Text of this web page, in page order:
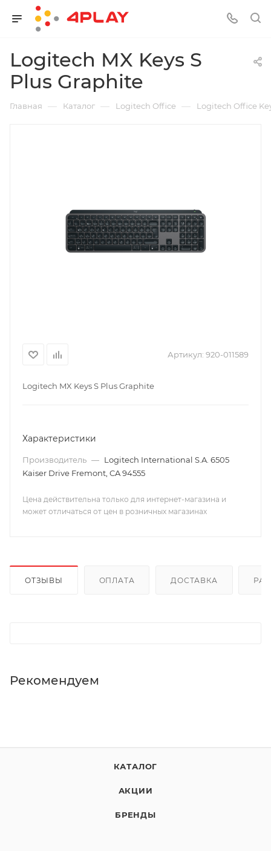
Logitech MX Keys S
Plus Graphite
Главная — Каталог — Logitech Office — Logitech Office
Артикул: 920-011589
Logitech MX Keys S Plus Graphite
Характеристики
Производитель — Logitech International S.A. 6505
Kaiser Drive Fremont, CA 94555
Цена действительна только для интернет-магазина и
может отличаться от цен в розничных магазинах
ОТЗЫВЫ ОПЛАТА ДОСТАВКА
Рекомендуем
КАТАЛОГ
АКЦИИ
БРЕНДЫ